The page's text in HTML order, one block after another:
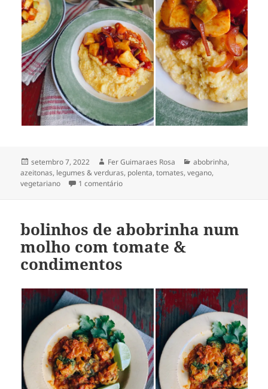
Publicado
em
setembro 7, 2022 Autor
Fer Guimaraes Rosa Categorias
abobrinha,
azeitonas, legumes & verduras, polenta,tomates,vegano,
vegetariano
1 comentárioem polenta com milho fresco & legumes
bolinhos de abobrinha num
molho com tomate &
condimentos